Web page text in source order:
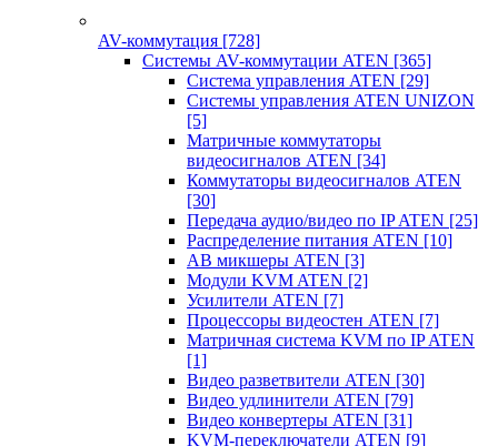
AV-коммутация [728]
Системы AV-коммутации ATEN [365]
Система управления ATEN [29]
Системы управления ATEN UNIZON
[5]
Матричные коммутаторы
видеосигналов ATEN [34]
Коммутаторы видеосигналов ATEN
[30]
Передача аудио/видео по IP ATEN [25]
Распределение питания ATEN [10]
АВ микшеры ATEN [3]
Модули KVM ATEN [2]
Усилители ATEN [7]
Процессоры видеостен ATEN [7]
Матричная система KVM по IP ATEN
[1]
Видео разветвители ATEN [30]
Видео удлинители ATEN [79]
Видео конвертеры ATEN [31]
KVM-переключатели ATEN [9]